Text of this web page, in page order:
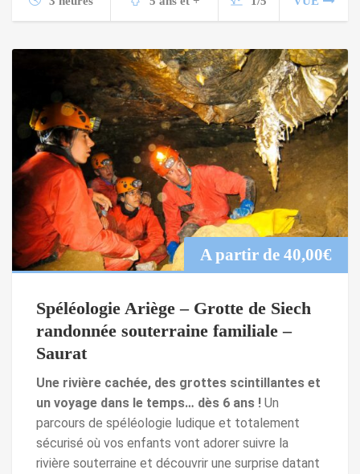
A partir de 40,00€
Spéléologie Ariège – Grotte de Siech
randonnée souterraine familiale –
Saurat
Une rivière cachée, des grottes scintillantes et
un voyage dans le temps… dès 6 ans ! Un
parcours de spéléologie ludique et totalement
sécurisé où vos enfants vont adorer suivre la
rivière souterraine et découvrir une surprise datant